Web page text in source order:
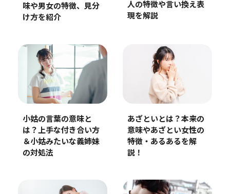
味や男女の特徴、見分
け方を紹介
人の特徴や言い換え表
現を解説
小姑の言葉の意味と
は？上手な付き合い方
＆小姑みたいな義姉妹
の対処法
あざといとは？本来の
意味やあざとい女性の
特徴・あるあるを解
説！